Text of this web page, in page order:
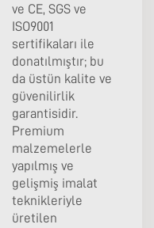
ve CE, SGS ve
ISO9001
sertifikaları ile
donatılmıştır; bu
da üstün kalite ve
güvenilirlik
garantisidir.
Premium
malzemelerle
yapılmış ve
gelişmiş imalat
teknikleriyle
üretilen